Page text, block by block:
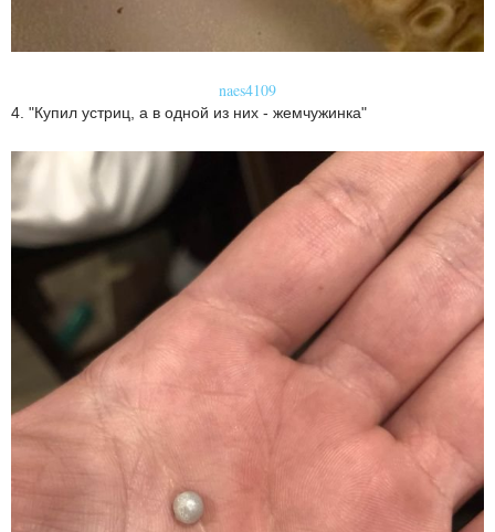
naes4109
4. "Купил устриц, а в одной из них - жемчужинка"